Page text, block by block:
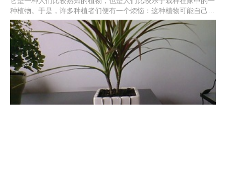
种植物。于是，许多种植者们便有一个烦恼：这种植物可能自己生
长地旁逸斜出，到底应该怎么做才好呢？接下来就讨论一下这个问
题。